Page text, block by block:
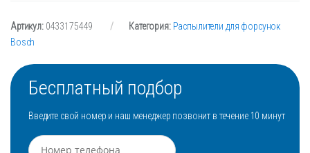
Артикул: 0433175449 Категория: Распылители для форсунок
Bosch
Бесплатный подбор
Введите свой номер и наш менеджер позвонит в течение 10 минут